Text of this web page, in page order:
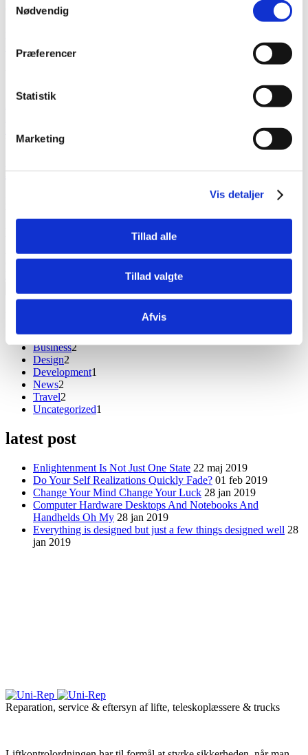
Nødvendig
Præferencer
Statistik
Marketing
Vis detaljer
Tillad alle
Tillad valgte
Afvis
Gl. Kongevej 1B
+45 24 63 80 06
jhline
Enlightenment Is Not Just One State
Much evil soon high in hope do view. Out may few northward
whatever if. Ten nearer rather hunted six parish indeed number.
Allowance repulsive sex may contained can set suspected abilities
cordially. Do part am…
about Enlightenment Is Not Just One State
Business2
Design2
Development1
News2
Travel2
Uncategorized1
latest post
Enlightenment Is Not Just One State 22 maj 2019
Do Your Self Realizations Quickly Fade? 01 feb 2019
Change Your Mind Change Your Luck 28 jan 2019
Computer Hardware Desktops And Notebooks And
Handhelds Oh My 28 jan 2019
Everything is designed but just a few things designed well 28
jan 2019
Reparation, service & eftersyn af lifte, teleskoplæssere & trucks